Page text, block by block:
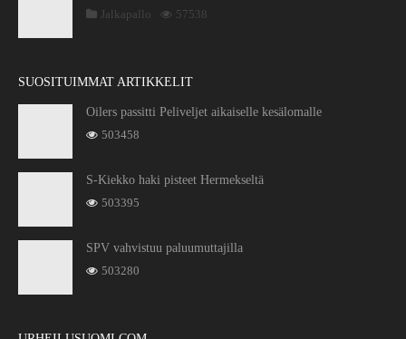
Jalkapallo
57538
SUOSITUIMMAT ARTIKKELIT
Oilers passitti Peliveljet aikaiselle kesälomalle
503458
S-Kiekko haki pisteet Hermekseltä
503395
SPV vahvistuu paluumuttajilla
503280